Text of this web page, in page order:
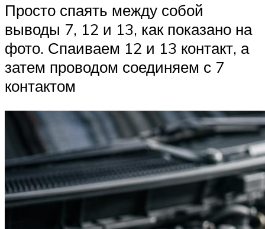
Просто спаять между собой
выводы 7, 12 и 13, как показано на
фото. Спаиваем 12 и 13 контакт, а
затем проводом соединяем с 7
контактом